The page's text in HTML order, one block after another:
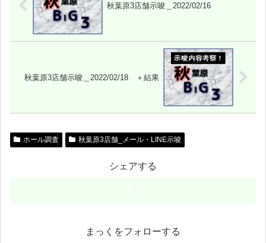
秋葉原3店舗示唆＿2022/02/16
秋葉原3店舗示唆＿2022/02/18 ＋結果
ホール調査 秋葉原3店舗_メール・LINE示唆
シェアする
まっくをフォローする